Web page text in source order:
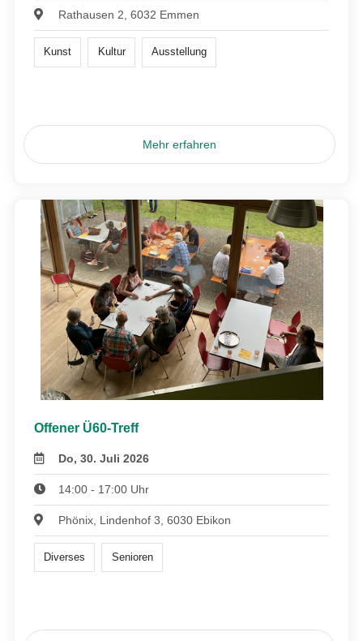
Rathausen 2, 6032 Emmen
Kunst Kultur Ausstellung
Mehr erfahren
Offener Ü60-Treff
Do, 30. Juli 2026
14:00 - 17:00 Uhr
Phönix, Lindenhof 3, 6030 Ebikon
Diverses Senioren